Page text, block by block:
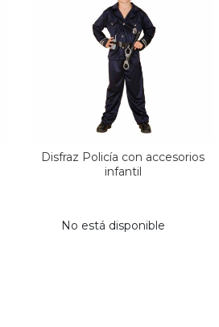
Disfraz Policía con accesorios
infantil
No está disponible